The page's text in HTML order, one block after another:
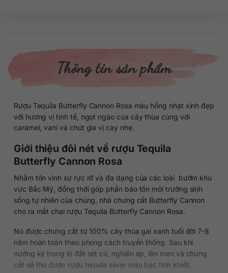
Thông tin sản phẩm
Rượu Tequila Butterfly Cannon Rosa màu hồng nhạt xinh đẹp
với hương vị tinh tế, ngọt ngào của cây thùa cùng với
caramel, vani và chút gia vị cay nhẹ.
Giới thiệu đôi nét về rượu Tequila
Butterfly Cannon Rosa
Nhằm tôn vinh sự rực rỡ và đa dạng của các loài bướm khu
vực Bắc Mỹ, đồng thời góp phần bảo tồn môi trường sinh
sống tự nhiên của chúng, nhà chưng cất Butterfly Cannon
cho ra mắt chai rượu Tequila Butterfly Cannon Rosa.
Nó được chưng cất từ 100% cây thùa gai xanh tuổi đời 7-8
năm hoàn toàn theo phong cách truyền thống. Sau khi
nướng kỹ trong lò đất sét cũ, nghiền ép, lên men và chưng
cất sẽ thu được rượu tequila silver màu bạc tinh khiết.